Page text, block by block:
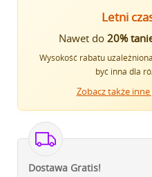
Letni
Nawet do 20%
Wysokość rabatu
być inna dla
Zobacz także
Dostawa Gratis!